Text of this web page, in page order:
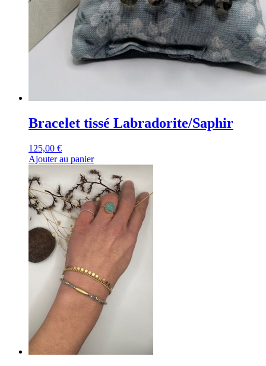
Bracelet tissé Labradorite/Saphir
125,00 €
Ajouter au panier